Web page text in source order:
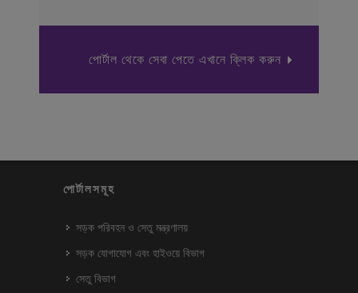
পোর্টাল থেকে সেবা পেতে এখানে ক্লিক করুন
পোর্টালসমূহ
সড়ক পরিবহন ও সেতু মন্ত্রণালয়
সড়ক যোগাযোগ এবং হাইওয়ে বিভাগ
সেতু বিভাগ